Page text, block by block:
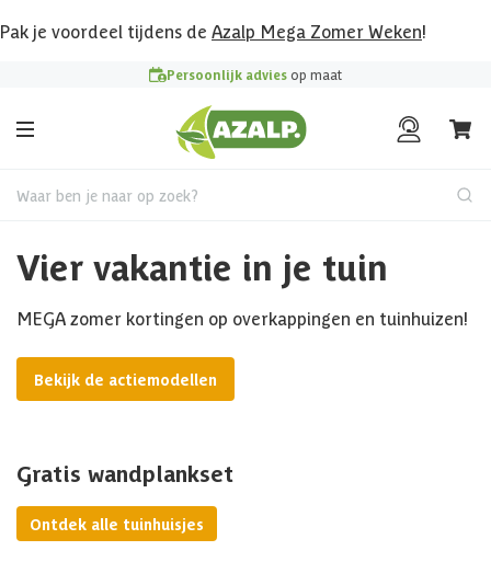
Pak je voordeel tijdens de Azalp Mega Zomer Weken!
Persoonlijk advies op maat
Waar ben je naar op zoek?
Vier vakantie in je tuin
MEGA zomer kortingen op overkappingen en tuinhuizen!
Bekijk de actiemodellen
Gratis wandplankset
Ontdek alle tuinhuisjes